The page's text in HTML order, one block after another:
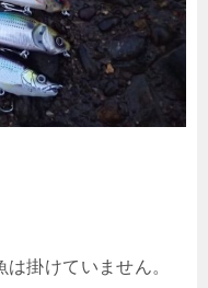
掛けていません。